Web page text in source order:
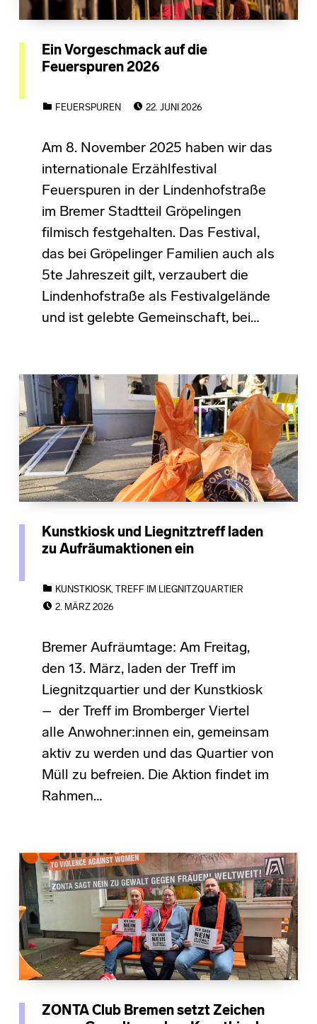
Ein Vorgeschmack auf die
Feuerspuren 2026
FEUERSPUREN
22. JUNI 2026
Am 8. November 2025 haben wir das
internationale Erzählfestival
Feuerspuren in der Lindenhofstraße
im Bremer Stadtteil Gröpelingen
filmisch festgehalten. Das Festival,
das bei Gröpelinger Familien auch als
5te Jahreszeit gilt, verzaubert die
Lindenhofstraße als Festivalgelände
und ist gelebte Gemeinschaft, bei…
Kunstkiosk und Liegnitztreff laden
zu Aufräumaktionen ein
KUNSTKIOSK,
TREFF IM LIEGNITZQUARTIER
2. MÄRZ 2026
Bremer Aufräumtage: Am Freitag,
den 13. März, laden der Treff im
Liegnitzquartier und der Kunstkiosk
– der Treff im Bromberger Viertel
alle Anwohner:innen ein, gemeinsam
aktiv zu werden und das Quartier von
Müll zu befreien. Die Aktion findet im
Rahmen…
ZONTA Club Bremen setzt Zeichen